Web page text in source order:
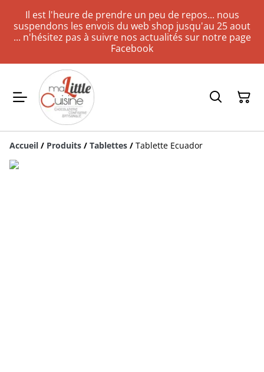
Il est l'heure de prendre un peu de repos... nous
suspendons les envois du web shop jusqu'au 25 aout
... n'hésitez pas à suivre nos actualités sur notre page
Facebook
Accueil / Produits / Tablettes / Tablette Ecuador